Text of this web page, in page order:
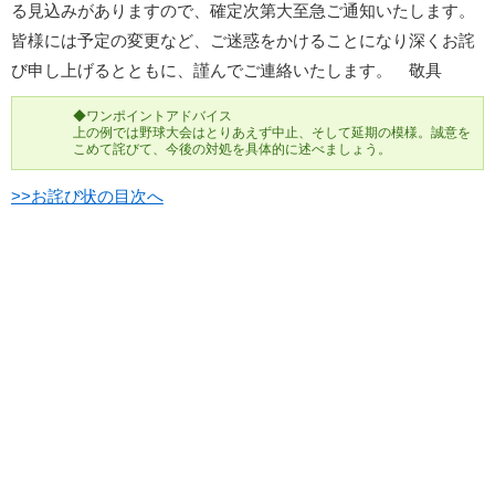
る見込みがありますので、確定次第大至急ご通知いたします。
皆様には予定の変更など、ご迷惑をかけることになり深くお詫
び申し上げるとともに、謹んでご連絡いたします。 敬具
◆ワンポイントアドバイス
上の例では野球大会はとりあえず中止、そして延期の模様。誠意を
こめて詫びて、今後の対処を具体的に述べましょう。
>>お詫び状の目次へ